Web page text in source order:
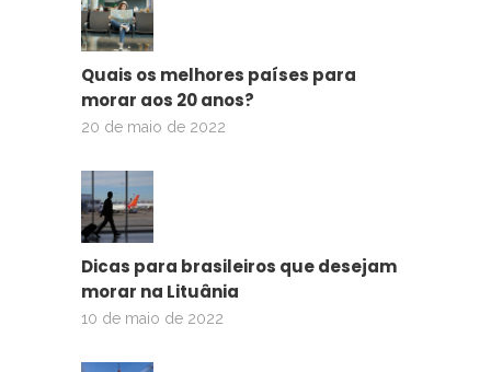
Quais os melhores países para
morar aos 20 anos?
20 de maio de 2022
Dicas para brasileiros que desejam
morar na Lituânia
10 de maio de 2022